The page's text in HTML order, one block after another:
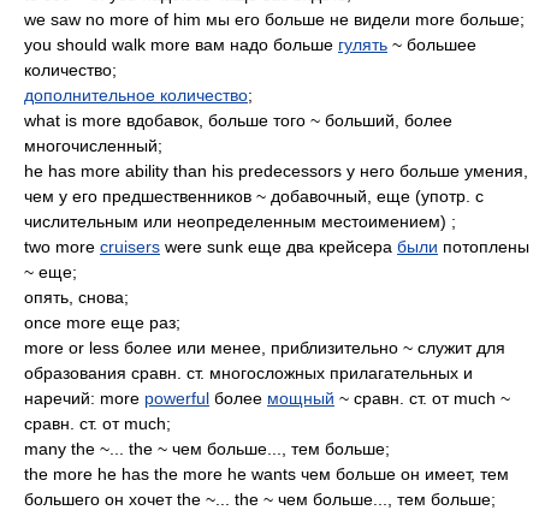
we saw no more of him мы его больше не видели more больше;
you should walk more вам надо больше гулять ~ большее
количество;
дополнительное количество;
what is more вдобавок, больше того ~ больший, более
многочисленный;
he has more ability than his predecessors у него больше умения,
чем у его предшественников ~ добавочный, еще (употр. с
числительным или неопределенным местоимением) ;
two more cruisers were sunk еще два крейсера были потоплены
~ еще;
опять, снова;
once more еще раз;
more or less более или менее, приблизительно ~ служит для
образования сравн. ст. многосложных прилагательных и
наречий: more powerful более мощный ~ сравн. ст. от much ~
сравн. ст. от much;
many the ~... the ~ чем больше..., тем больше;
the more he has the more he wants чем больше он имеет, тем
большего он хочет the ~... the ~ чем больше..., тем больше;